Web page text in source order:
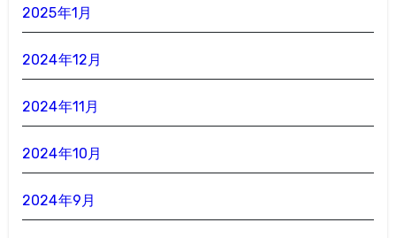
2025年1月
2024年12月
2024年11月
2024年10月
2024年9月